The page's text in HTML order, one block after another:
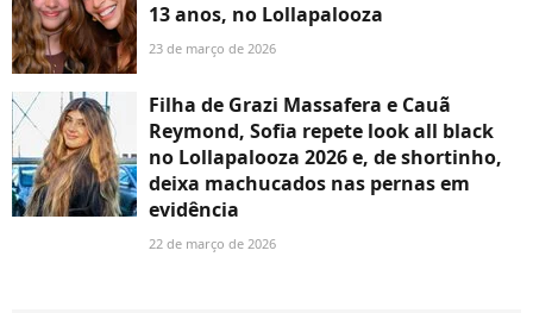
13 anos, no Lollapalooza
23 de março de 2026
Filha de Grazi Massafera e Cauã
Reymond, Sofia repete look all black
no Lollapalooza 2026 e, de shortinho,
deixa machucados nas pernas em
evidência
22 de março de 2026